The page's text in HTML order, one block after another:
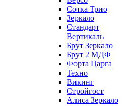
Сотка Трио
Зеркало
Стандарт
Вертикаль
Брут Зеркало
Брут 2 МДФ
Форта Царга
Техно
Викинг
Стройгост
Алиса Зеркало